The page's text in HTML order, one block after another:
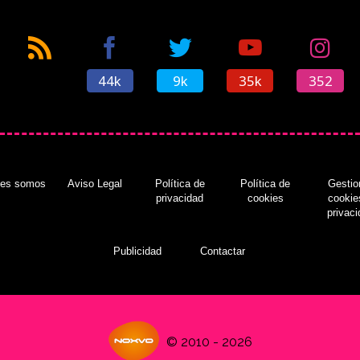
44k 9k 35k 352
somos Aviso Legal
Política de
privacidad
Política de
cookies
Publicidad Contactar
© 2010 - 2026